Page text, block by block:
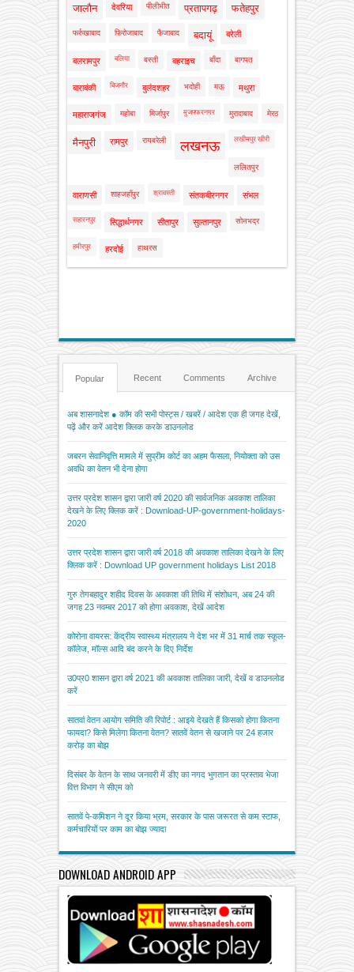
जालौन देवरिया पीलीभीत प्रतापगढ़ फतेहपुर
फर्रुखाबाद फिरोजाबाद फैजाबाद बदायूं बरेली
बलरामपुर बलिया बस्ती बहराइच बाँदा बागपत
बाराबंकी बिजनौर बुलंदशहर भदोही मऊ मथुरा
महाराजगंज महोबा मिर्जापुर मुजफ्फरनगर मुरादाबाद मेरठ
मैनपुरी रामपुर रायबरेली लखनऊ लखीमपुर खीरी
ललितपुर
वाराणसी शाहजहाँपुर श्रावस्ती संतकबीरनगर संभल
सहारनपुर सिद्धार्थनगर सीतापुर सुल्तानपुर सोनभद्र
हमीरपुर हरदोई हाथरस
Popular Recent Comments Archive
अब शासनादेश ● कॉम की सभी पोस्ट्स / खबरें / आदेश एक ही जगह देखें,
पढ़ें और करें आदेश क्लिक करके डाउनलोड
जबरन सेवानिवृत्ति मामले में सुप्रीम कोर्ट का अहम फैसला, नियोक्ता को उस
अवधि का वेतन भी देना होगा
उत्तर प्रदेश शासन द्वारा जारी वर्ष 2020 की सार्वजनिक अवकाश तालिका
देखने के लिए क्लिक करें : Download-UP-government-holidays-
2020
उत्तर प्रदेश शासन द्वारा जारी वर्ष 2018 की अवकाश तालिका देखने के लिए
क्लिक करें : Download UP government holidays List 2018
गुरु तेगबहादुर शहीद दिवस के अवकाश की तिथि में संशोधन, अब 24 की
जगह 23 नवम्बर 2017 को होगा अवकाश, देखें आदेश
कोरोना वायरस: केंद्रीय स्वास्थ्य मंत्रालय ने देश भर में 31 मार्च तक स्कूल-
कॉलेज, मॉल्स आदि बंद करने के दिए निर्देश
उ0प्र0 शासन द्वारा वर्ष 2021 की अवकाश तालिका जारी, देखें व डाउनलोड
करें
सातवां वेतन आयोग समिति की रिपोर्ट : आइये देखते हैं किसको होगा कितना
फायदा? किसे मिलेगा कितना वेतन? सातवें वेतन से खजाने पर 24 हजार
करोड़ का बोझ
दिसंबर के वेतन के साथ जनवरी में डीए का नगद भुगतान का प्रस्ताव भेजा
वित्त विभाग ने सीएम को
सातवें पे-कमिशन ने दूर किया भ्रम, सरकार के पास जरूरत से कम स्टाफ,
कर्मचारियों पर काम का बोझ ज्यादा
DOWNLOAD ANDROID APP